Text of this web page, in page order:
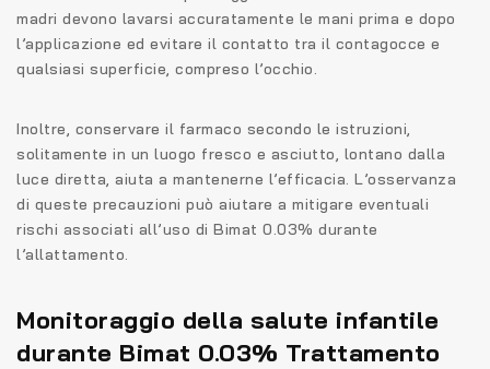
madri devono lavarsi accuratamente le mani prima e dopo
l’applicazione ed evitare il contatto tra il contagocce e
qualsiasi superficie, compreso l’occhio.
Inoltre, conservare il farmaco secondo le istruzioni,
solitamente in un luogo fresco e asciutto, lontano dalla
luce diretta, aiuta a mantenerne l’efficacia. L’osservanza
di queste precauzioni può aiutare a mitigare eventuali
rischi associati all’uso di Bimat 0.03% durante
l’allattamento.
Monitoraggio della salute infantile
durante Bimat 0.03% Trattamento